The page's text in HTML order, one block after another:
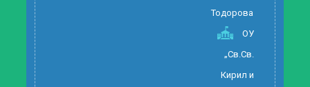
Тодорова
ОУ
„Св.Св.
Кирил и